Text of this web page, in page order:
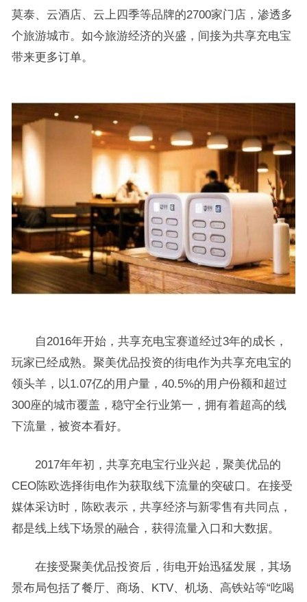
莫泰、云酒店、云上四季等品牌的2700家门店，渗透多
个旅游城市。如今旅游经济的兴盛，间接为共享充电宝
带来更多订单。
自2016年开始，共享充电宝赛道经过3年的成长，
玩家已经成熟。聚美优品投资的街电作为共享充电宝的
领头羊，以1.07亿的用户量，40.5%的用户份额和超过
300座的城市覆盖，稳守全行业第一，拥有着超高的线
下流量，被资本看好。
2017年年初，共享充电宝行业兴起，聚美优品的
CEO陈欧选择街电作为获取线下流量的突破口。在接受
媒体采访时，陈欧表示，共享经济与新零售有共同点，
都是线上线下场景的融合，获得流量入口和大数据。
在接受聚美优品投资后，街电开始迅猛发展，其场
景布局包括了餐厅、商场、KTV、机场、高铁站等“吃喝